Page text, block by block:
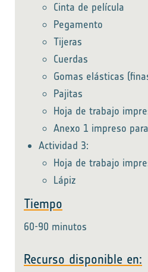
Cinta de película
Pegamento
Tijeras
Cuerdas
Gomas elásticas
Pajitas
Hoja de trabajo
Anexo 1 impreso
Actividad 3:
Hoja de trabajo
Lápiz
Tiempo
60-90 minutos
Recurso disponible en: